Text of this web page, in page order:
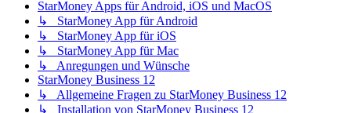
StarMoney Apps für Android, iOS und MacOS
↳ StarMoney App für Android
↳ StarMoney App für iOS
↳ StarMoney App für Mac
↳ Anregungen und Wünsche
StarMoney Business 12
↳ Allgemeine Fragen zu StarMoney Business 12
↳ Installation von StarMoney Business 12